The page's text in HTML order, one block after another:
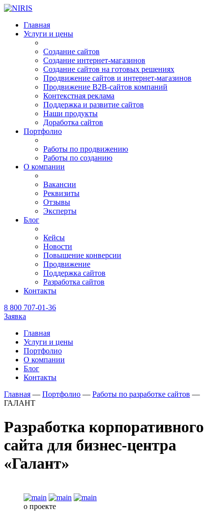
Главная
Услуги и цены
Создание сайтов
Создание интернет-магазинов
Создание сайтов на готовых решениях
Продвижение сайтов и интернет-магазинов
Продвижение B2B-сайтов компаний
Контекстная реклама
Поддержка и развитие сайтов
Наши продукты
Доработка сайтов
Портфолио
Работы по продвижению
Работы по созданию
О компании
Вакансии
Реквизиты
Отзывы
Эксперты
Блог
Кейсы
Новости
Повышение конверсии
Продвижение
Поддержка сайтов
Разработка сайтов
Контакты
8 800 707-01-36
Заявка
Главная
Услуги и цены
Портфолио
О компании
Блог
Контакты
Главная — Портфолио — Работы по разработке сайтов —
ГАЛАНТ
Разработка корпоративного
сайта для бизнес-центра
«Галант»
о проекте